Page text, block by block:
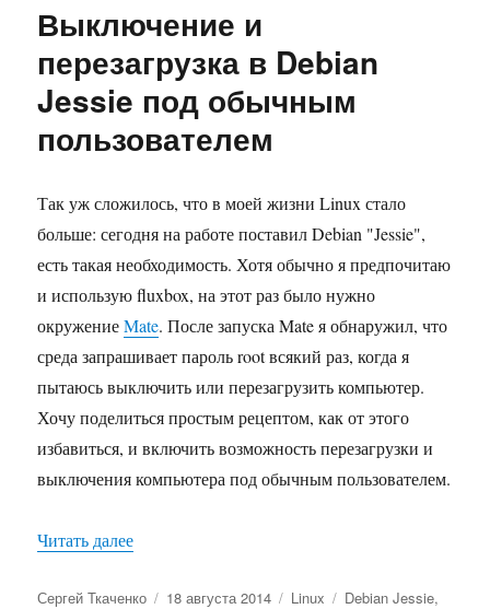
Выключение и
перезагрузка в Debian
Jessie под обычным
пользователем
Так уж сложилось, что в моей жизни Linux стало
больше: сегодня на работе поставил Debian "Jessie",
есть такая необходимость. Хотя обычно я предпочитаю
и использую fluxbox, на этот раз было нужно
окружениеMate. После запуска Mate я обнаружил, что
среда запрашивает пароль root всякий раз, когда я
пытаюсь выключить или перезагрузить компьютер.
Хочу поделиться простым рецептом, как от этого
избавиться, и включить возможность перезагрузки и
выключения компьютера под обычным пользователем.
Читать далее«Выключение и перезагрузка в Debian Jessie
Автор
Сергей Ткаченко Опубликовано
18 августа 2014 Рубрики
Linux Метки
Debian Jessie,